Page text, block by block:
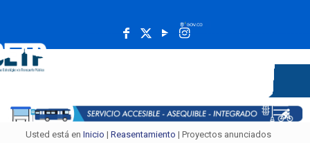
Usted está en Inicio | Reasentamiento | Proyectos anunciados